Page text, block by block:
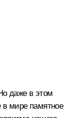
даже в этом
в мире памятное